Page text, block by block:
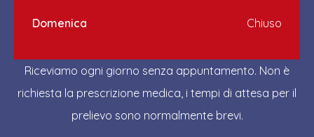
Domenica Chiuso
Riceviamo ogni giorno senza appuntamento. Non è
richiesta la prescrizione medica, i tempi di attesa per il
prelievo sono normalmente brevi.